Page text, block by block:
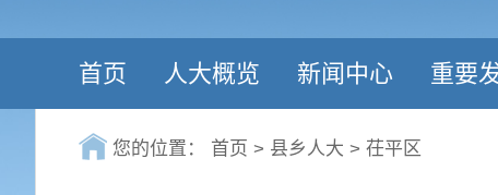
首页 人大概览 新闻中心 重要
您的位置： 首页 > 县乡人大 > 茌平区